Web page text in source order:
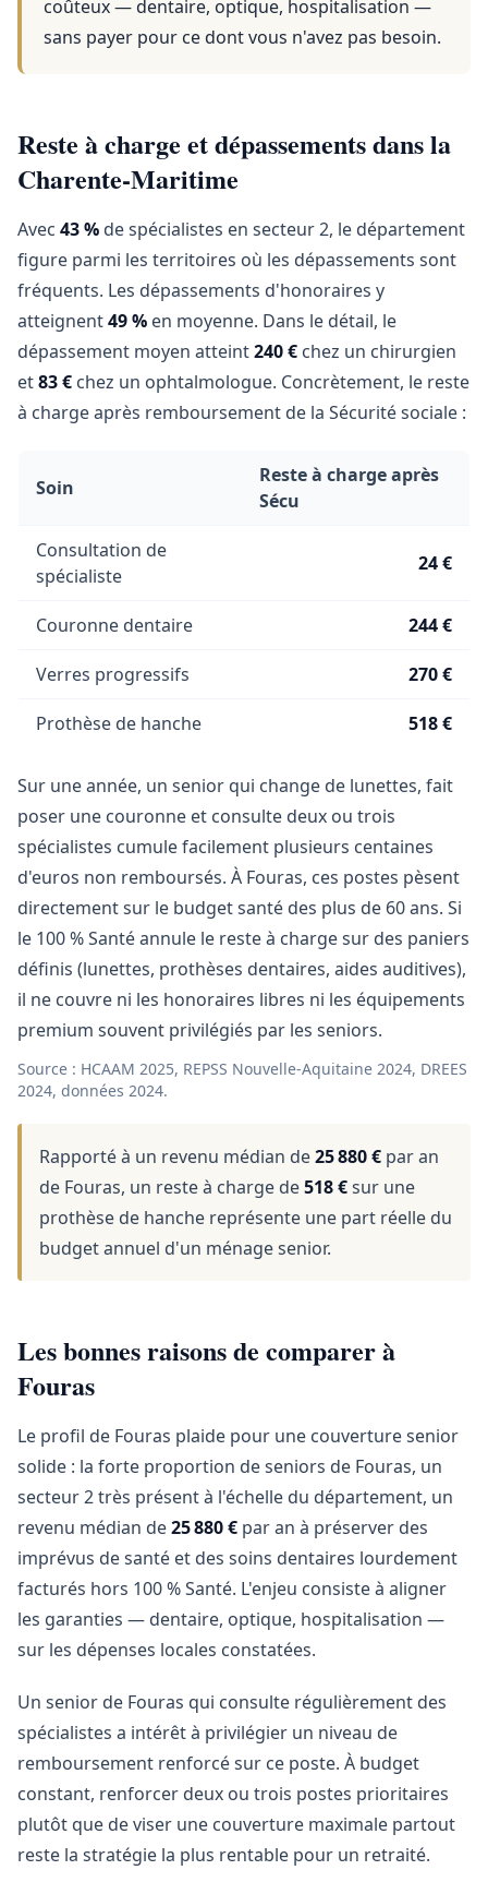
coûteux — dentaire, optique, hospitalisation —
sans payer pour ce dont vous n'avez pas besoin.
Reste à charge et dépassements dans la
Charente-Maritime
Avec 43 % de spécialistes en secteur 2, le département
figure parmi les territoires où les dépassements sont
fréquents. Les dépassements d'honoraires y
atteignent49 % en moyenne. Dans le détail, le
dépassement moyen atteint240 € chez un chirurgien
et83 € chez un ophtalmologue. Concrètement, le reste
à charge après remboursement de la Sécurité sociale :
Soin
Reste à charge après
Sécu
Consultation de
spécialiste
24 €
Couronne dentaire 244 €
Verres progressifs 270 €
Prothèse de hanche 518 €
Sur une année, un senior qui change de lunettes, fait
poser une couronne et consulte deux ou trois
spécialistes cumule facilement plusieurs centaines
d'euros non remboursés. À Fouras, ces postes pèsent
directement sur le budget santé des plus de 60 ans. Si
le 100 % Santé annule le reste à charge sur des paniers
définis (lunettes, prothèses dentaires, aides auditives),
il ne couvre ni les honoraires libres ni les équipements
premium souvent privilégiés par les seniors.
Source : HCAAM 2025, REPSS Nouvelle-Aquitaine 2024, DREES
2024, données 2024.
Rapporté à un revenu médian de25 880 € par an
de Fouras, un reste à charge de518 €sur une
prothèse de hanche représente une part réelle du
budget annuel d'un ménage senior.
Les bonnes raisons de comparer à
Fouras
Le profil de Fouras plaide pour une couverture senior
solide : la forte proportion de seniors de Fouras, un
secteur 2 très présent à l'échelle du département, un
revenu médian de25 880 € par an à préserver des
imprévus de santé et des soins dentaires lourdement
facturés hors 100 % Santé. L'enjeu consiste à aligner
les garanties — dentaire, optique, hospitalisation —
sur les dépenses locales constatées.
Un senior de Fouras qui consulte régulièrement des
spécialistes a intérêt à privilégier un niveau de
remboursement renforcé sur ce poste. À budget
constant, renforcer deux ou trois postes prioritaires
plutôt que de viser une couverture maximale partout
reste la stratégie la plus rentable pour un retraité.